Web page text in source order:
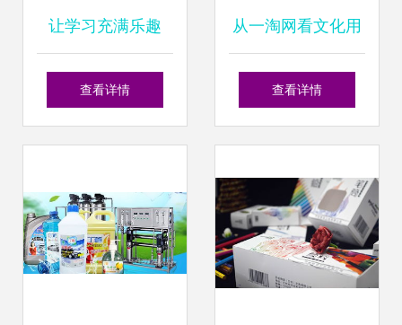
让学习充满乐趣
XDDA9鑫都老虎造
方位解读
查看详情
从一淘网看文化用
品新趋势 中性笔定
格解密
查看详情